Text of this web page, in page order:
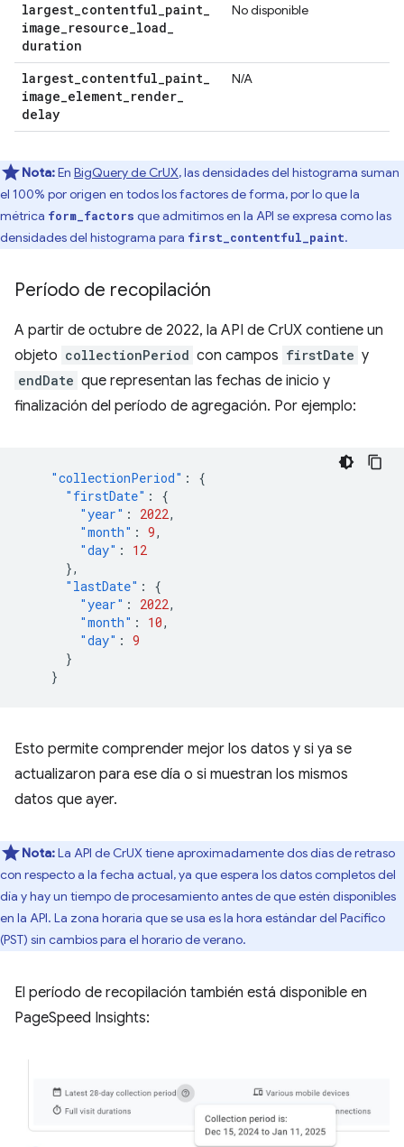
largest_contentful_paint_
image_resource_load_
duration
No disponible
largest_contentful_paint_
image_element_render_
delay
N/A
Nota:En BigQuery de CrUX, las densidades del histograma suman
el 100% por origen en todos los factores de forma, por lo que la
métrica form_factors que admitimos en la API se expresa como las
densidades del histograma para first_contentful_paint.
Período de recopilación
A partir de octubre de 2022, la API de CrUX contiene un
objeto collectionPeriod con campos firstDate y
endDate que representan las fechas de inicio y
finalización del período de agregación. Por ejemplo:
"collectionPeriod" :
{
"firstDate" :
{
"year" : 2022,
"month" : 9,
"day" :
12
},
"lastDate" :
{
"year" : 2022,
"month" : 10,
"day" : 9
}
}
Esto permite comprender mejor los datos y si ya se
actualizaron para ese día o si muestran los mismos
datos que ayer.
Nota:La API de CrUX tiene aproximadamente dos días de retraso
con respecto a la fecha actual, ya que espera los datos completos del
día y hay un tiempo de procesamiento antes de que estén disponibles
en la API. La zona horaria que se usa es la hora estándar del Pacífico
(PST) sin cambios para el horario de verano.
El período de recopilación también está disponible en
PageSpeed Insights: